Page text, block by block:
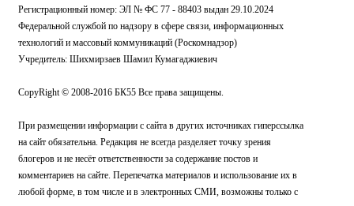
Регистрационный номер: ЭЛ № ФС 77 - 88403 выдан 29.10.2024
Федеральной службой по надзору в сфере связи, информационных
технологий и массовый коммуникаций (Роскомнадзор)
Учредитель: Шихмирзаев Шамил Кумагаджиевич
CopyRight © 2008-2016 БК55 Все права защищены.
При размещении информации с сайта в других источниках гиперссылка
на сайт обязательна. Редакция не всегда разделяет точку зрения
блогеров и не несёт ответственности за содержание постов и
комментариев на сайте. Перепечатка материалов и использование их в
любой форме, в том числе и в электронных СМИ, возможны только с